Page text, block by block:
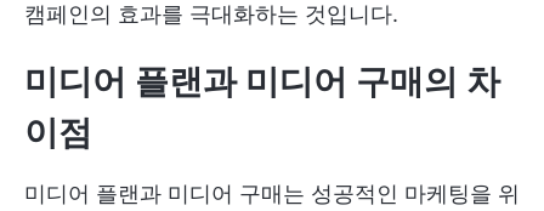
캠페인의 효과를 극대화하는 것입니다.
미디어 플랜과 미디어 구매의 차
이점
미디어 플랜과 미디어 구매는 성공적인 마케팅을 위